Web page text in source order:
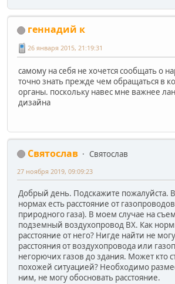
геннадий к
26 января 2015, 21:19:31
самому на себя не хочется сообщать о
точно знать прежде чем обращаться в
органы. поскольку навес мне важнее
дизайна
Святослав
Святослав
27 ноября 2019, 09:09:23
Добрый день. Подскажите пожалуйста.
нормах есть расстояние от
природного газа). В моем случае на
подземный воздухопровод ВХ. Как
расстояние от него? Нигде найти не
расстояния от воздухопровода или
негорючих газов до здания. Может кто
похожей ситуацией? Необходимо
ним, не могу обосновать расстояние.